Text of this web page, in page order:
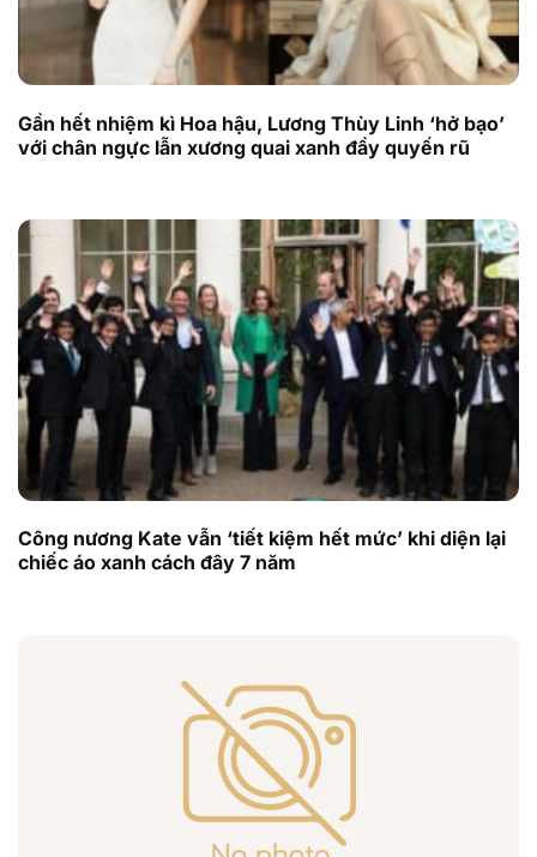
Gần hết nhiệm kì Hoa hậu, Lương Thùy Linh ‘hở bạo’
với chân ngực lẫn xương quai xanh đầy quyến rũ
Công nương Kate vẫn ‘tiết kiệm hết mức’ khi diện lại
chiếc áo xanh cách đây 7 năm